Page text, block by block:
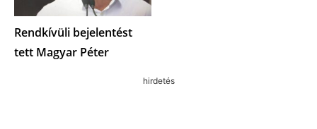
Rendkívüli bejelentést
tett Magyar Péter
hirdetés